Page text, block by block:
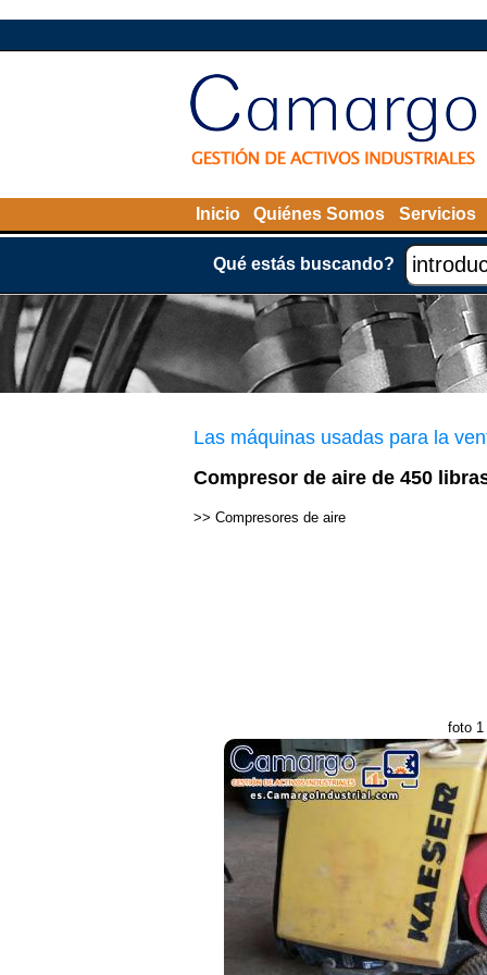
Inicio Quiénes Somos Servicios
Qué estás buscando?
Las máquinas usadas para la
Compresor de aire de 450
>> Compresores de aire
foto 1